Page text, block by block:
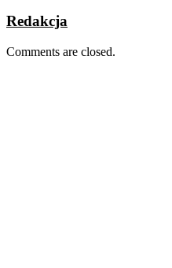
Redakcja
Comments are closed.